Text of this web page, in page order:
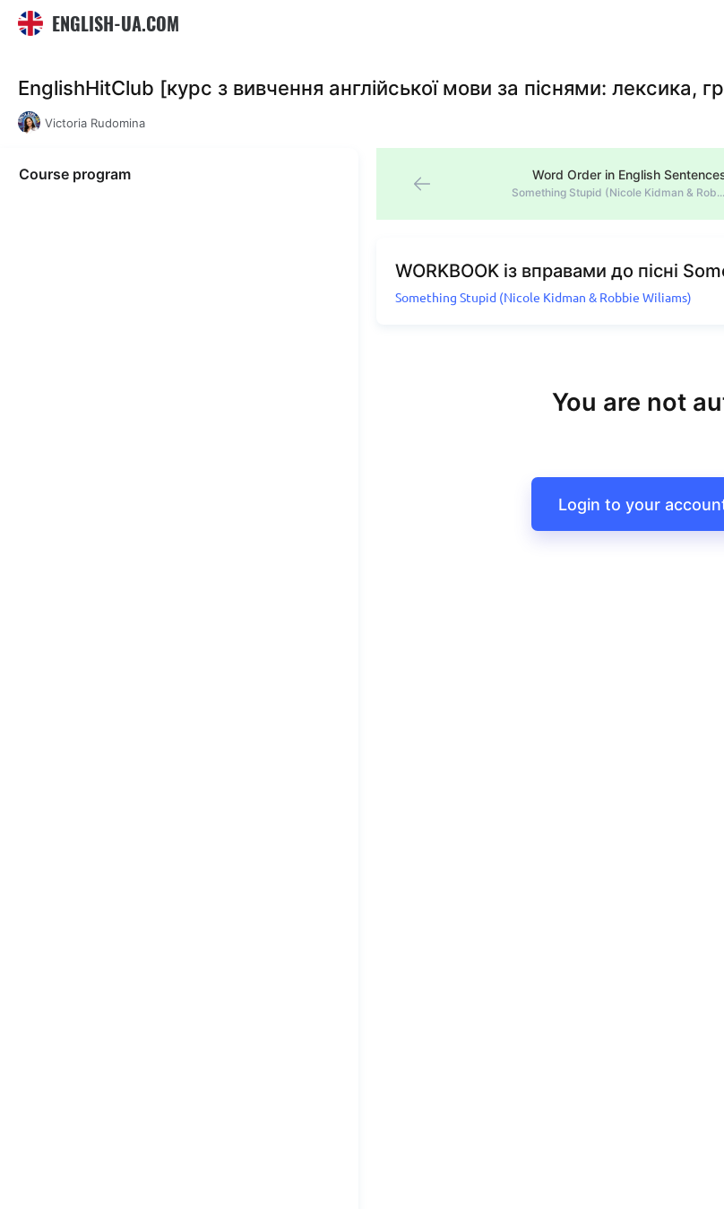
ENGLISH-UA.COM
EnglishHitClub [курс з вивчення англійської мови за піснями: лексика,
Victoria Rudomina
Course program Word Order in English
Something Stupid (Nicole Kidman & Robbie Wiliams)
WORKBOOK із вправами до пісні
Something Stupid (Nicole Kidman & Robbie Wiliams)
You are not
Login to your